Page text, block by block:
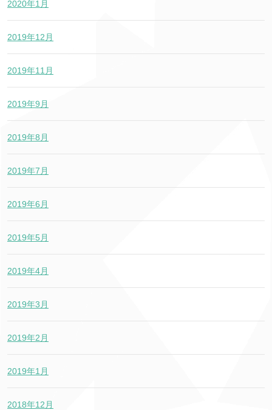
2020年1月
2019年12月
2019年11月
2019年9月
2019年8月
2019年7月
2019年6月
2019年5月
2019年4月
2019年3月
2019年2月
2019年1月
2018年12月